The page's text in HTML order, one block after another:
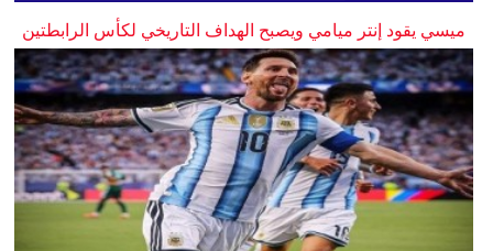
ميسي يقود إنتر ميامي ويصبح الهداف التاريخي لكأس الرابطتين